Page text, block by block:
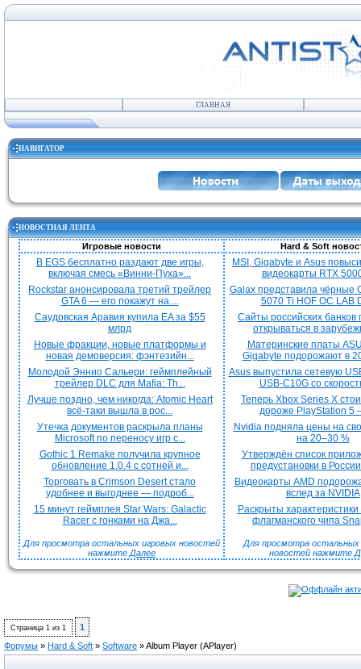
ГЛАВНАЯ
НАВИГАТОР
НОВОСТНАЯ ЛЕНТА
Игровые новости Hard & Soft
В EGS бесплатно раздают две игры,
включая смесь «Винни-Пуха»...
Rockstar анонсировала третий трейлер
GTA 6 — его покажут на ...
Саудовская Аравия купила EA за $55
млрд
Новые фракции, новые платформы и
новая демоверсия: фэнтезийн...
Молодой Эннио Сальери: геймплейный
трейлер DLC для Mafia: Th...
Лучше поздно, чем никогда: Atomic Heart
всё-таки вышла в рос...
Утечка документов раскрыла планы
Microsoft по переносу игр с...
Gothic 1 Remake получила крупное
обновление 1.0.4 с сотней и...
Торговать в Crimson Desert стало
удобнее и выгоднее — подроб...
15 минут геймплея Star Wars: Galactic
Racer с гонками на Джа...
Для просмотра остальных игровых новостей
нажмите Далее
MSI, Gigabyte и Asus
видеокарты RTX
Galax представила чёрные
5070 Ti HOF OC LAB
Сайты российских банков
открываться в
Материнские платы
Gigabyte подорожают в
Asus выпустила сетевую
USB-C10G со
Теперь Xbox Series X
дороже PlayStation 5
Nvidia подняла цены на
на 20–30 %
Утверждён список
предустановки в
Видеокарты AMD
вслед за NVIDIA
Раскрыты характеристики
флагманского чипа
Для просмотра остальных
новостей нажмите
Страница 1 из 1
1
Форумы » Hard & Soft » Software »Album Player (APlayer)